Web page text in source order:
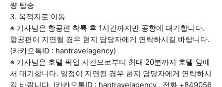
량 탑승
3. 목적지로 이동
※ 기사님은 항공편 착륙 후 1시간까지만 공항에 대기합니다.
항공편이 지연될 경우 현지 담당자에게 연락하시길 바랍니다.
(카카오톡ID : hantravelagency)
※ 기사님은 호텔 픽업 시간으로부터 최대 20분까지 호텔 앞에
서 대기합니다. 일정이 지연될 경우 현지 담당자에게 연락하시
길 바랍니다. (카카오톡ID : hantravelagency . 전화 +849056